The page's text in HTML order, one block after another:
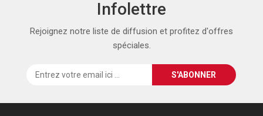
Infolettre
Rejoignez notre liste de diffusion et profitez d'offres
spéciales.